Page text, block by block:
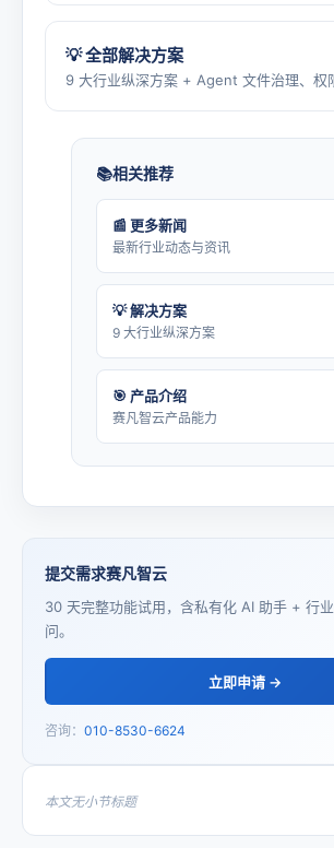
💡 全部解决方案
9 大行业纵深方案 + Agent 文件治理、权
相关推荐
📰 更多新闻
最新行业动态与资讯
💡 解决方案
9 大行业纵深方案
🎯 产品介绍
赛凡智云产品能力
提交需求赛凡智云
30 天完整功能试用，含私有化 AI 助手 + 行
问。
立即申请 →
咨询： 010-8530-6624
本文无小节标题